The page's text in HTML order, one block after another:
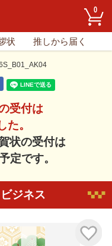
0
状 推しから届く
受付は
た。
状の受付は
定です。
ジネス